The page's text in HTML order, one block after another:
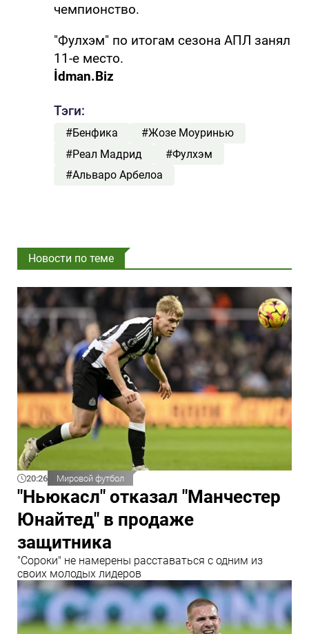
чемпионство.
"Фулхэм" по итогам сезона АПЛ занял
11‑е место.
İdman.Biz
Тэги:
#Бенфика
#Жозе Моуринью
#Реал Мадрид
#Фулхэм
#Альваро Арбелоа
Новости по теме
20:26 Мировой футбол
"Ньюкасл" отказал "Манчестер
Юнайтед" в продаже
защитника
"Сороки" не намерены расставаться с одним из
своих молодых лидеров